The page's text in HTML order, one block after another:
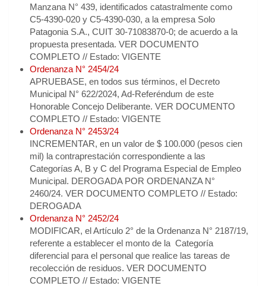
Manzana N° 439, identificados catastralmente como
C5-4390-020 y C5-4390-030, a la empresa Solo
Patagonia S.A., CUIT 30-71083870-0; de acuerdo a la
propuesta presentada. VER DOCUMENTO
COMPLETO // Estado: VIGENTE
Ordenanza N° 2454/24
APRUEBASE, en todos sus términos, el Decreto
Municipal N° 622/2024, Ad-Referéndum de este
Honorable Concejo Deliberante. VER DOCUMENTO
COMPLETO // Estado: VIGENTE
Ordenanza N° 2453/24
INCREMENTAR, en un valor de $ 100.000 (pesos cien
mil) la contraprestación correspondiente a las
Categorías A, B y C del Programa Especial de Empleo
Municipal. DEROGADA POR ORDENANZA N°
2460/24. VER DOCUMENTO COMPLETO // Estado:
DEROGADA
Ordenanza N° 2452/24
MODIFICAR, el Artículo 2° de la Ordenanza N° 2187/19,
referente a establecer el monto de la Categoría
diferencial para el personal que realice las tareas de
recolección de residuos. VER DOCUMENTO
COMPLETO // Estado: VIGENTE